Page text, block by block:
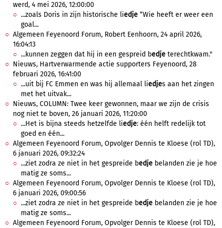
werd, 4 mei 2026, 12:00:00
...zoals Doris in zijn historische liedje “Wie heeft er weer een
goal...
Algemeen Feyenoord Forum, Robert Eenhoorn, 24 april 2026,
16:04:13
...kunnen zeggen dat hij in een gespreid bedje terechtkwam."
Nieuws, Hartverwarmende actie supporters Feyenoord, 28
februari 2026, 16:41:00
...uit bij FC Emmen en was hij allemaal liedjes aan het zingen
met het uitvak...
Nieuws, COLUMN: Twee keer gewonnen, maar we zijn de crisis
nog niet te boven, 26 januari 2026, 11:20:00
...Het is bijna steeds hetzelfde liedje: één helft redelijk tot
goed en één...
Algemeen Feyenoord Forum, Opvolger Dennis te Kloese (rol TD),
6 januari 2026, 09:32:24
...ziet zodra ze niet in het gespreide bedje belanden zie je hoe
matig ze soms...
Algemeen Feyenoord Forum, Opvolger Dennis te Kloese (rol TD),
6 januari 2026, 09:00:56
...ziet zodra ze niet in het gespreide bedje belanden zie je hoe
matig ze soms...
Algemeen Feyenoord Forum, Opvolger Dennis te Kloese (rol TD),